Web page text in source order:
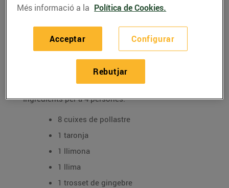
RECEPTES
Pollastre marinat amb
cítrics
Ingredients per a 4 persones:
8 cuixes de pollastre
1 taronja
1 llimona
1 llima
1 trosset de gingebre
Més informació a la Política de Cookies.
Configurar
Rebutjar
Acceptar